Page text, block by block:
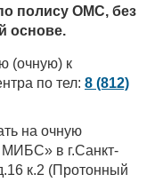
полису ОМС, без
основе.
(очную) к
по тел: 8 (812)
на очную
в г.Санкт-
к.2 (Протонный